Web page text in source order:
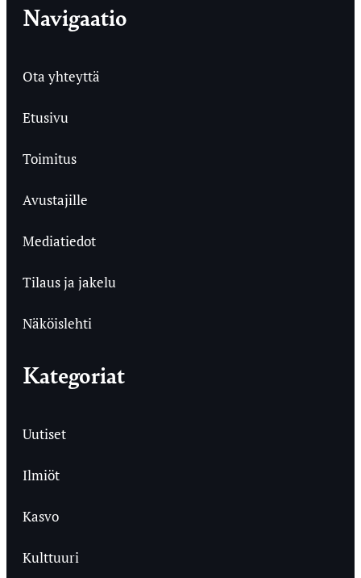
Navigaatio
Ota yhteyttä
Etusivu
Toimitus
Avustajille
Mediatiedot
Tilaus ja jakelu
Näköislehti
Kategoriat
Uutiset
Ilmiöt
Kasvo
Kulttuuri